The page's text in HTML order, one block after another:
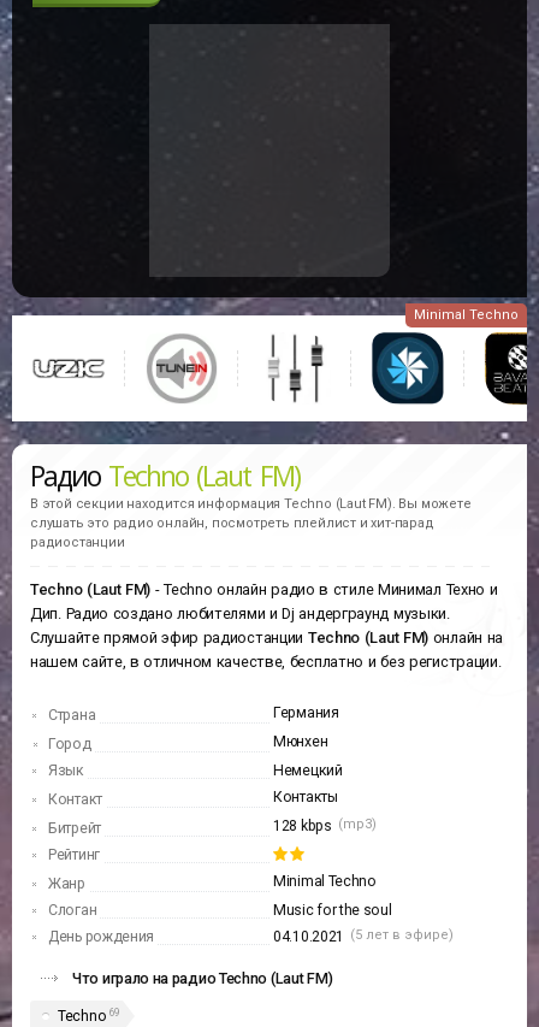
Minimal Techno
Радио Techno (Laut FM)
В этой секции находится информация Techno (Laut FM). Вы можете
слушать это радио онлайн, посмотреть плейлист и хит-парад
радиостанции
Techno (Laut FM) - Techno онлайн радио в стиле Минимал Техно и
Дип. Радио создано любителями и Dj андерграунд музыки.
Слушайте прямой эфир радиостанции Techno (Laut FM) онлайн на
нашем сайте, в отличном качестве, бесплатно и без регистрации.
Страна
Германия
Город
Мюнхен
Язык
Немецкий
Контакт
Контакты
Битрейт
128 kbps (mp3)
Рейтинг
Жанр
Minimal Techno
Слоган
Music for the soul
День рождения
04.10.2021 (5 лет в эфире)
Что играло на радио Techno (Laut FM)
Techno 69